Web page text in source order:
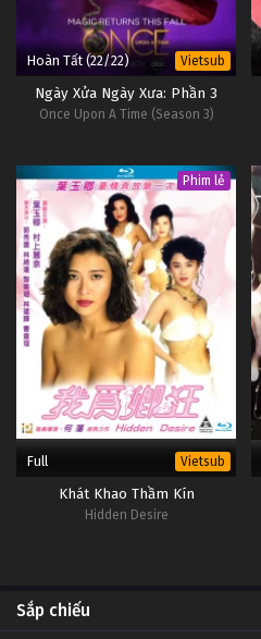
Hoàn Tất (22/22) Vietsub
Ngày Xửa Ngày Xưa: Phần 3
Once Upon A Time (Season 3)
Phim lẻ
Full Vietsub
Khát Khao Thầm Kín
Hidden Desire
Sắp chiếu